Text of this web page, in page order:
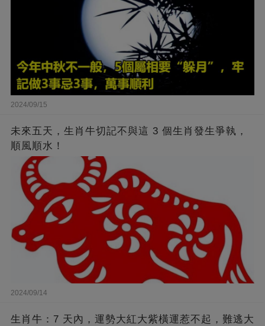
2024/09/15
未來五天，生肖牛切記不與這 3 個生肖發生爭執，
順風順水！
2024/09/14
生肖牛：7 天內，運勢大紅大紫橫運惹不起，難逃大